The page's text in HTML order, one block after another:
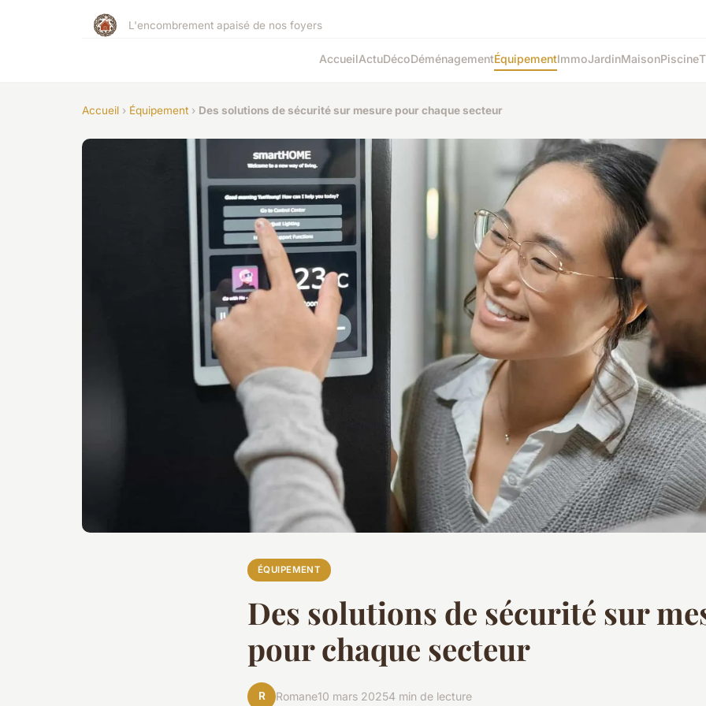
L'encombrement apaisé de nos foyers
AccueilActuDécoDéménagementÉquipementImmoJardinMaisonPiscine
Accueil › Équipement › Des solutions de sécurité sur mesure pour chaque secteur
ÉQUIPEMENT
Des solutions de sécurité sur
pour chaque secteur
R Romane10 mars 20254 min de lecture